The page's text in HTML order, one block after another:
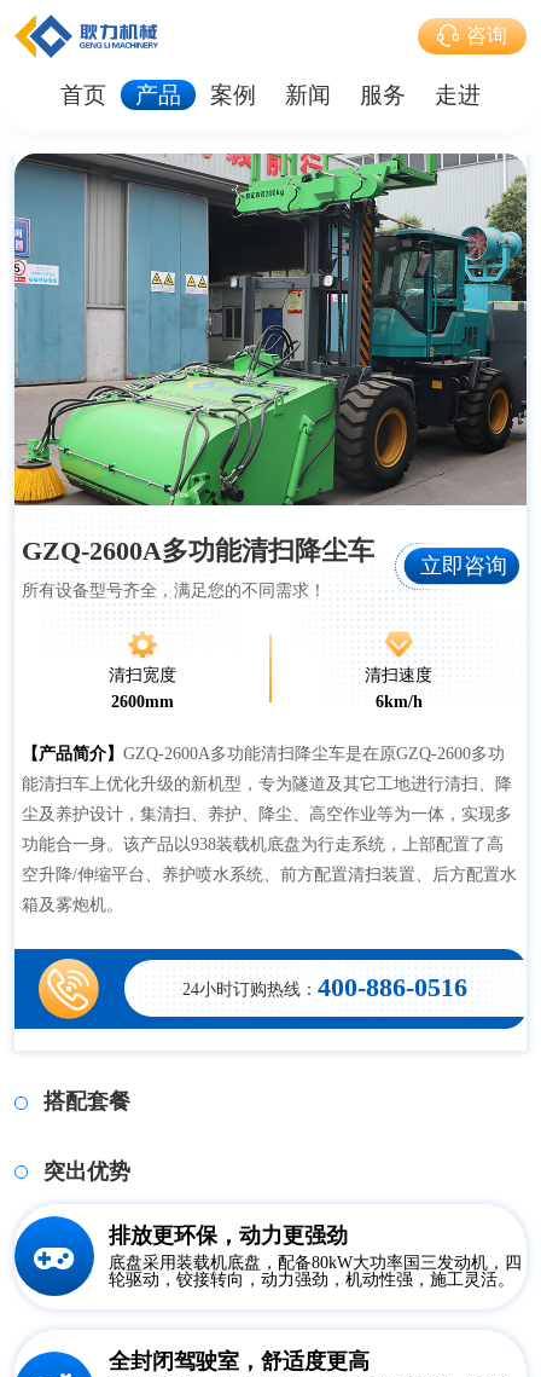
咨询
首页 产品 案例 新闻 服务 走进
GZQ-2600A多功能清扫降尘车
所有设备型号齐全，满足您的不同需求！
立即咨询
清扫宽度
2600mm
清扫速度
6km/h
【产品简介】 GZQ-2600A多功能清扫降尘车是在原GZQ-2600多功
能清扫车上优化升级的新机型，专为隧道及其它工地进行清扫、降
尘及养护设计，集清扫、养护、降尘、高空作业等为一体，实现多
功能合一身。该产品以938装载机底盘为行走系统，上部配置了高
空升降/伸缩平台、养护喷水系统、前方配置清扫装置、后方配置水
箱及雾炮机。
24小时订购热线：400-886-0516
搭配套餐
突出优势
排放更环保，动力更强劲
底盘采用装载机底盘，配备80kW大功率国三发动机，四
轮驱动，铰接转向，动力强劲，机动性强，施工灵活。
全封闭驾驶室，舒适度更高